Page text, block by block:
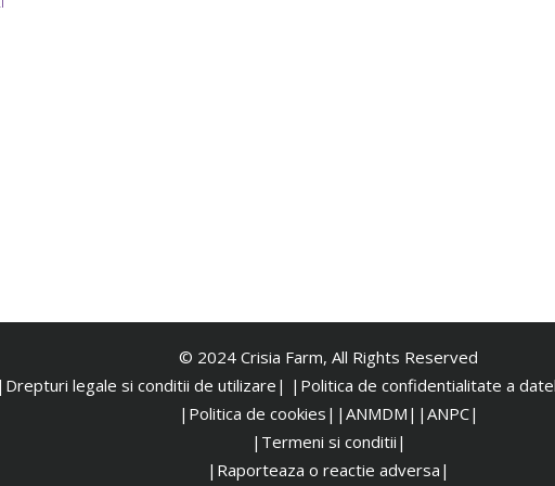
© 2024 Crisia Farm, All Rights Reserved
|Drepturi legale si conditii de utilizare| | Politica de confidentialitate a
|Politica de cookies| |ANMDM| |ANPC|
|Termeni si conditii|
|Raporteaza o reactie adversa|